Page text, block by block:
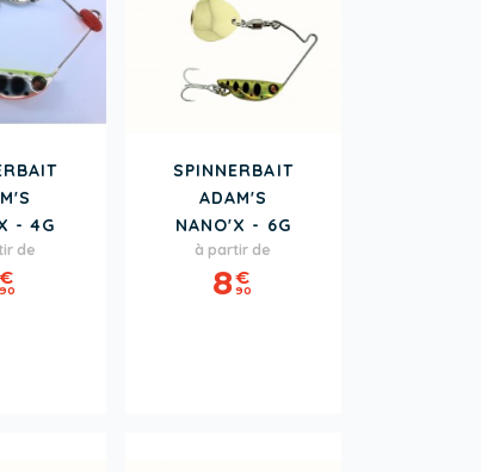
- 4G
de
€
90
SPINNERBAIT
ADAM'S
NANO'X - 6G
Prix
à partir de
8€
90